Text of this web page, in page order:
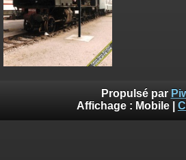
Propulsé par
Affichage : Mobile